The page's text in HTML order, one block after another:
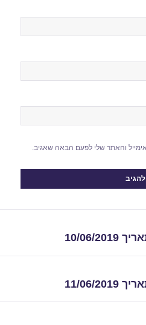
והאתר שלי לפעם הבאה שאגיב.
2019
2019